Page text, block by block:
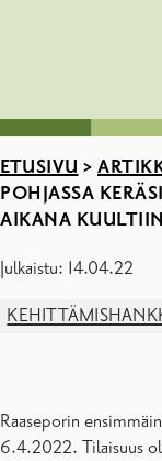
ETUSIVU >
POHJASSA
AIKANA
Julkaistu: 14.04.22
Raaseporin
6.4.2022. Tilaisuus